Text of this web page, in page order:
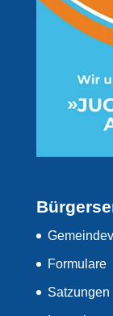
Formulare
Satzungen